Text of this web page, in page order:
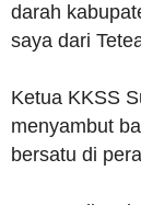
darah
saya dari
Ketua KKSS
menyambut
bersatu di